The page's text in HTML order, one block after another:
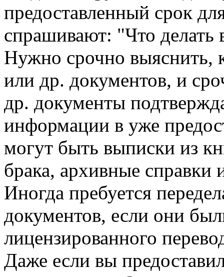
предоставленный срок
спрашивают: "Что делать
Нужно срочно выяснить,
или др. документов, и
др. документы
информации в уже
могут быть выписки из
брака, архивные справки
Иногда пребуется
документов, если они
лицензированного
Даже если вы